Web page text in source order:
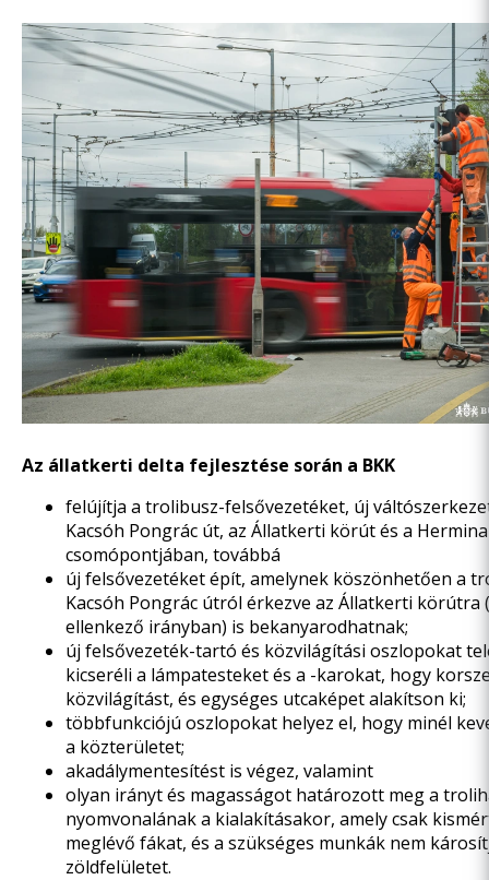
Az állatkerti delta fejlesztése során a BKK
felújítja a trolibusz-felsővezetéket, új
Kacsóh Pongrác út, az Állatkerti körút és a
csomópontjában, továbbá
új felsővezetéket épít, amelynek köszönhetően a
Kacsóh Pongrác útról érkezve az Állatkerti körútra
ellenkező irányban) is bekanyarodhatnak;
új felsővezeték-tartó és közvilágítási oszlopokat
kicseréli a lámpatesteket és a -karokat, hogy
közvilágítást, és egységes utcaképet alakítson ki;
többfunkciójú oszlopokat helyez el, hogy minél
a közterületet;
akadálymentesítést is végez, valamint
olyan irányt és magasságot határozott meg a
nyomvonalának a kialakításakor, amely csak
meglévő fákat, és a szükséges munkák nem
zöldfelületet.